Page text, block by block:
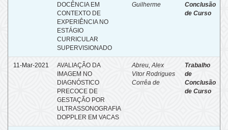
DOCÊNCIA EM
CONTEXTO DE
EXPERIÊNCIA NO
ESTÁGIO
CURRICULAR
SUPERVISIONADO
Guilherme
Conclusão
de Curso
11-Mar-2021
AVALIAÇÃO DA
IMAGEM NO
DIAGNÓSTICO
PRECOCE DE
GESTAÇÃO POR
ULTRASSONOGRAFIA
DOPPLER EM VACAS
Abreu, Alex
Vitor Rodrigues
Corrêa de
Trabalho
de
Conclusão
de Curso